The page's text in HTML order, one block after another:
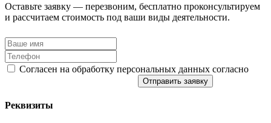
Оставьте заявку — перезвоним, бесплатно проконсультируем
и рассчитаем стоимость под ваши виды деятельности.
Согласен на обработку персональных данных согласно
Отправить заявку
Реквизиты